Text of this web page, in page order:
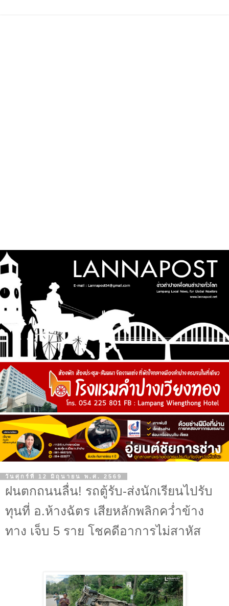
วันศุกร์ที่ 12 มิถุนายน พ.ศ. 2569
ฝนตกถนนลื่น! รถตู้รับ-ส่งนักเรียนไปรับ
ทุนที่ อ.ห้างฉัตร เสียหลักพลิกคว่ำข้าง
ทาง เจ็บ 5 ราย โชคดีอาการไม่สาหัส